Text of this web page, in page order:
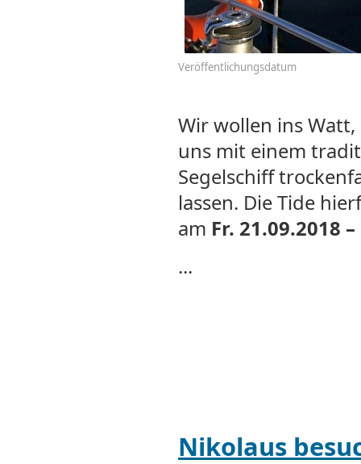
Veröffentlichungsdatum
Wir wollen ins Watt,
uns mit einem
Segelschiff
lassen. Die Tide
am Fr. 21.09.2018 –
...
Nikolaus